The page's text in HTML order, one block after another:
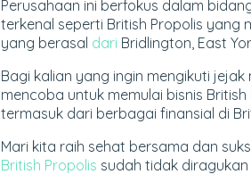
Perusahaan ini berfokus dalam
terkenal seperti British Propolis yang
yang berasal dari Bridlington, East
Bagi kalian yang ingin mengikuti
mencoba untuk memulai bisnis
termasuk dari berbagai finansial di
Mari kita raih sehat bersama dan
British Propolis sudah tidak diragukan